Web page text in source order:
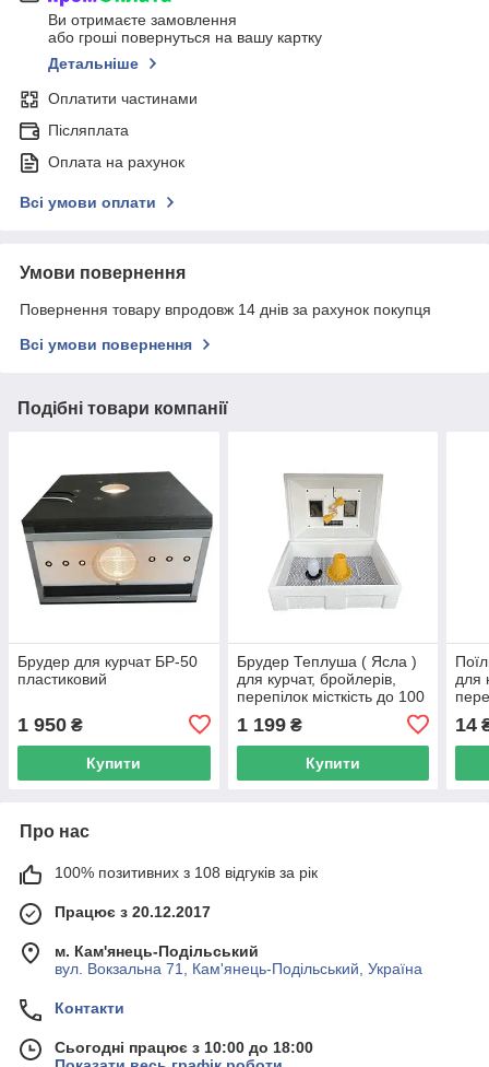
Ви отримаєте замовлення
або гроші повернуться на вашу картку
Детальніше
Оплатити частинами
Післяплата
Оплата на рахунок
Всі умови оплати
Умови повернення
Повернення товару впродовж 14 днів за рахунок покупця
Всі умови повернення
Подібні товари компанії
Брудер для курчат БР-50
пластиковий
1 950 ₴
Купити
Брудер Теплуша ( Ясла )
для курчат, бройлерів,
перепілок місткість до 100
1 199₴
Купити
для
14
Про нас
100% позитивних з 108 відгуків за рік
Працює з 20.12.2017
м. Кам'янець-Подільський
вул. Вокзальна 71, Кам'янець-Подільський, Україна
Контакти
Сьогодні працює з 10:00 до 18:00